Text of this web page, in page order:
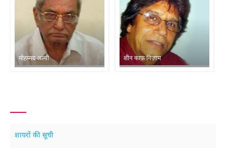
मोहम्मद अल्वी शीन काफ़ निज़ाम
शायरों की सूची